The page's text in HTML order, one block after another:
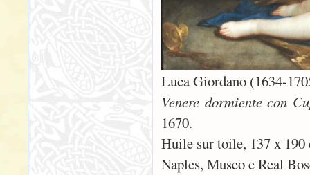
Luca Giordano (1634-
Venere dormiente con
1670.
Huile sur toile, 137 x 190
Naples, Museo e Real